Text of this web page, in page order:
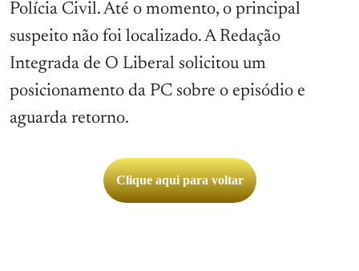
Polícia Civil. Até o momento, o principal
suspeito não foi localizado. A Redação
Integrada de O Liberal solicitou um
posicionamento da PC sobre o episódio e
aguarda retorno.
Clique aqui para voltar